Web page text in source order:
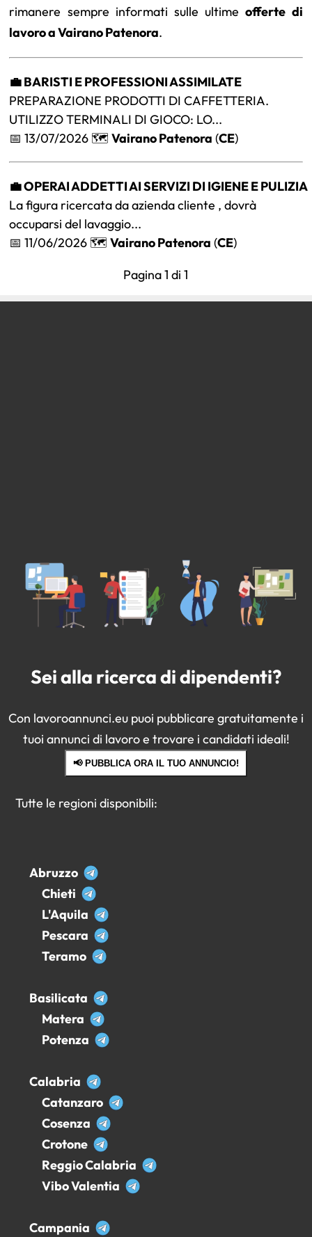
rimanere sempre informati sulle ultimeofferte di
lavoro a Vairano Patenora.
💼 BARISTI E PROFESSIONI ASSIMILATE
PREPARAZIONE PRODOTTI DI CAFFETTERIA.
UTILIZZO TERMINALI DI GIOCO: LO...
📅 13/07/2026 🗺️Vairano Patenora (CE)
💼 OPERAI ADDETTI AI SERVIZI DI IGIENE E PULIZIA
La figura ricercata da azienda cliente , dovrà
occuparsi del lavaggio...
📅 11/06/2026 🗺️Vairano Patenora (CE)
Pagina 1 di 1
Sei alla ricerca di dipendenti?
Con lavoroannunci.eu puoi pubblicare gratuitamente i
tuoi annunci di lavoro e trovare i candidati ideali!
📢 PUBBLICA ORA IL TUO ANNUNCIO!
Tutte le regioni disponibili:
Abruzzo
Chieti
L'Aquila
Pescara
Teramo
Basilicata
Matera
Potenza
Calabria
Catanzaro
Cosenza
Crotone
Reggio Calabria
Vibo Valentia
Campania